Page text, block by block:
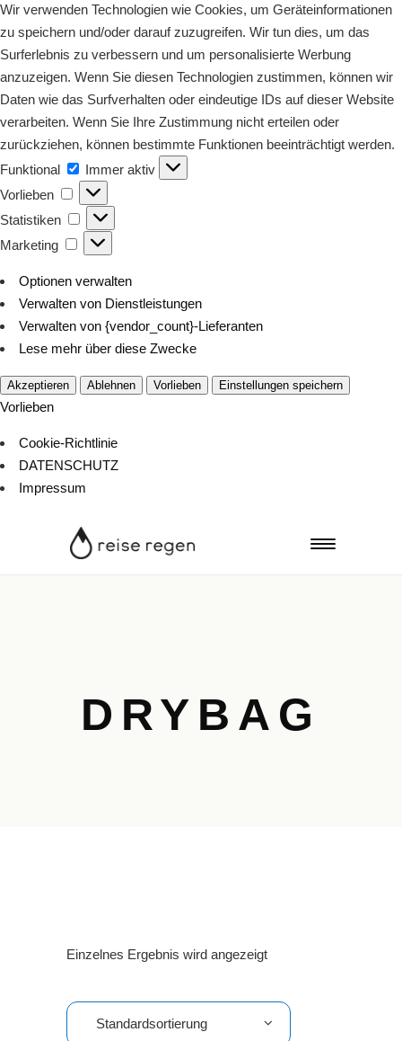
Wir verwenden Technologien wie Cookies, um Geräteinformationen
zu speichern und/oder darauf zuzugreifen. Wir tun dies, um das
Surferlebnis zu verbessern und um personalisierte Werbung
anzuzeigen. Wenn Sie diesen Technologien zustimmen, können wir
Daten wie das Surfverhalten oder eindeutige IDs auf dieser Website
verarbeiten. Wenn Sie Ihre Zustimmung nicht erteilen oder
zurückziehen, können bestimmte Funktionen beeinträchtigt werden.
Funktional
Funktional
Immer aktiv
Vorlieben
Vorlieben
Statistiken
Statistiken
Marketing
Marketing
Optionen verwalten
Verwalten von Dienstleistungen
Verwalten von {vendor_count}-Lieferanten
Lese mehr über diese Zwecke
Akzeptieren Ablehnen Vorlieben Einstellungen speichern
Vorlieben
Cookie-Richtlinie
DATENSCHUTZ
Impressum
DRYBAG
Einzelnes Ergebnis wird angezeigt
Standardsortierung